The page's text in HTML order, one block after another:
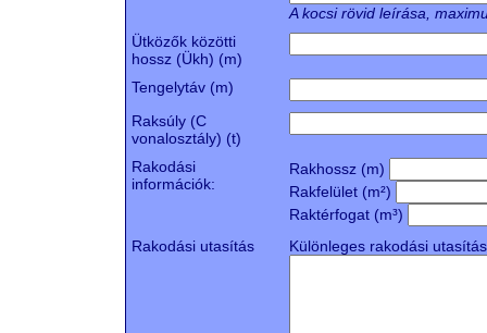
A kocsi rövid leírása,
Ütközők közötti
hossz (Ükh) (m)
Tengelytáv (m)
Raksúly (C
vonalosztály) (t)
Rakodási
információk:
Rakhossz (m)
Rakfelület (m²)
Raktérfogat (m³)
Rakodási utasítás
Különleges rakodási